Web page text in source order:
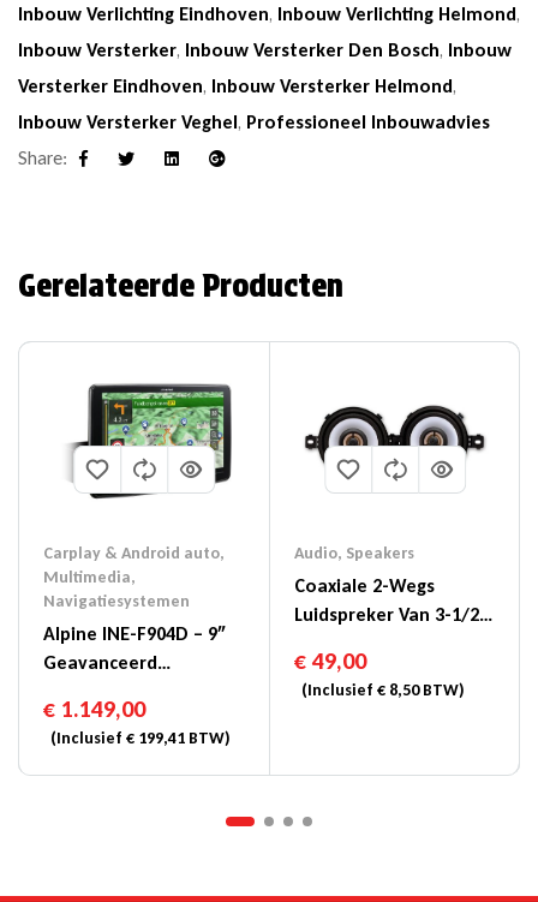
Inbouw Verlichting Eindhoven, Inbouw Verlichting Helmond,
Inbouw Versterker, Inbouw Versterker Den Bosch, Inbouw
Versterker Eindhoven, Inbouw Versterker Helmond,
Inbouw Versterker Veghel, Professioneel Inbouwadvies
Share:
Facebook LinkedinGoogle+
Gerelateerde Producten
Carplay & Android auto,
Multimedia,
Navigatiesystemen
Alpine INE-F904D – 9″
Geavanceerd
€ 1.149,00
(Inclusief € 199,41 BTW)
Audio, Speakers
Coaxiale 2-Wegs
Luidspreker Van 3-1/2″
€49,00
(Inclusief €8,50BTW)